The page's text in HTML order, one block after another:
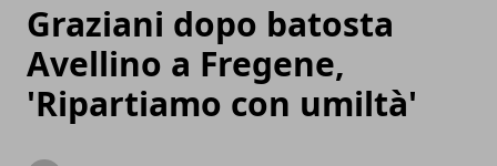
Graziani dopo batosta
Avellino a Fregene,
'Ripartiamo con umiltà'